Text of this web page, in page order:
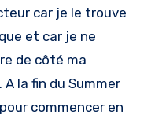
car je le trouve
et car je ne
de côté ma
la fin du Summer
commencer en